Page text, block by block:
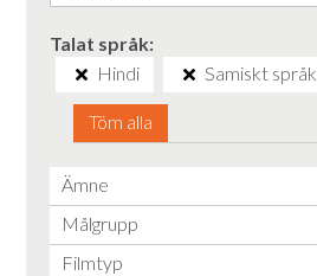
Talat språk
Hindi
Samiskt språk
Töm alla
Ämne
Målgrupp
Filmtyp